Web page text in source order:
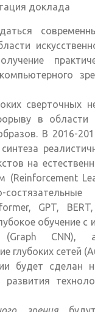
доклада
сверточных
в области
В 2016-
на
(Reinforcement
GPT,
обучение с
CNN),
глубоких сетей
будет сделан
развития